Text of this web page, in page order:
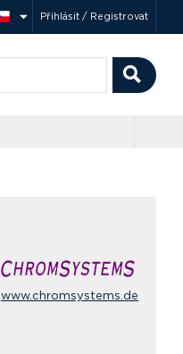
Přihlásit / Registrovat
www.chromsystems.de